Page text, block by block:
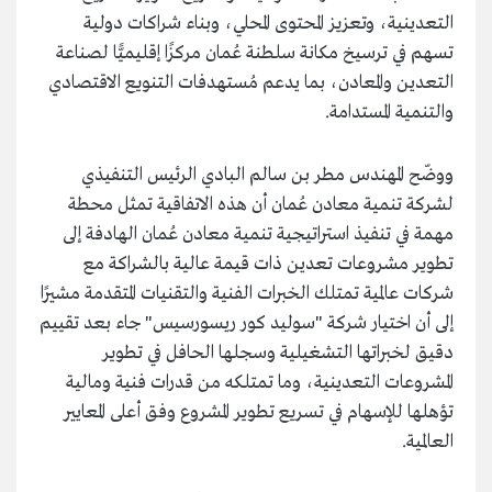
التعدينية، وتعزيز المحتوى المحلي، وبناء شراكات دولية
تسهم في ترسيخ مكانة سلطنة عُمان مركزًا إقليميًّا لصناعة
التعدين والمعادن، بما يدعم مُستهدفات التنويع الاقتصادي
والتنمية المستدامة.
ووضّح المهندس مطر بن سالم البادي الرئيس التنفيذي
لشركة تنمية معادن عُمان أن هذه الاتفاقية تمثل محطة
مهمة في تنفيذ استراتيجية تنمية معادن عُمان الهادفة إلى
تطوير مشروعات تعدين ذات قيمة عالية بالشراكة مع
شركات عالمية تمتلك الخبرات الفنية والتقنيات المتقدمة مشيرًا
إلى أن اختيار شركة "سوليد كور ريسورسيس" جاء بعد تقييم
دقيق لخبراتها التشغيلية وسجلها الحافل في تطوير
المشروعات التعدينية، وما تمتلكه من قدرات فنية ومالية
تؤهلها للإسهام في تسريع تطوير المشروع وفق أعلى المعايير
العالمية.